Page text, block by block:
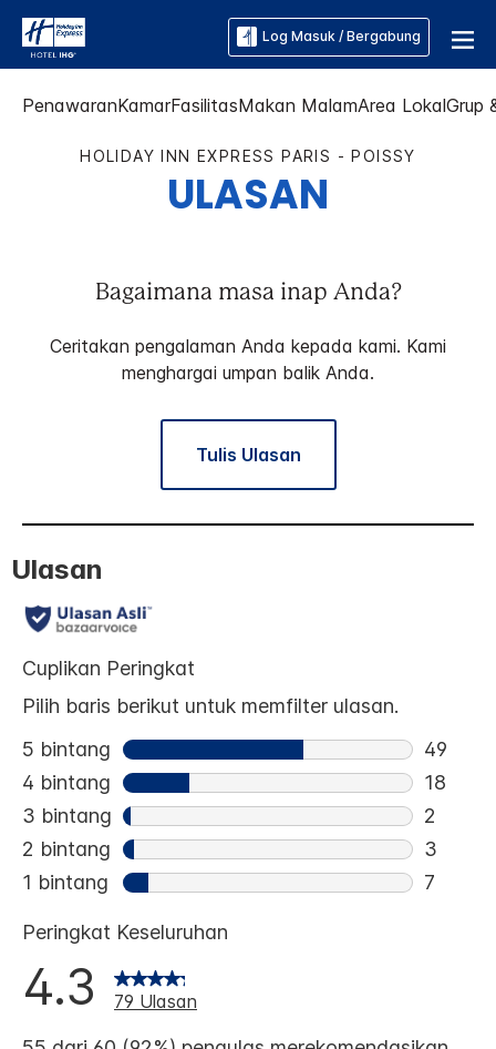
Log Masuk / Bergabung
PenawaranKamarFasilitasMakan MalamArea LokalGrup
HOLIDAY INN EXPRESS PARIS - POISSY
ULASAN
Bagaimana masa inap Anda?
Ceritakan pengalaman Anda kepada kami. Kami
menghargai umpan balik Anda.
Tulis Ulasan